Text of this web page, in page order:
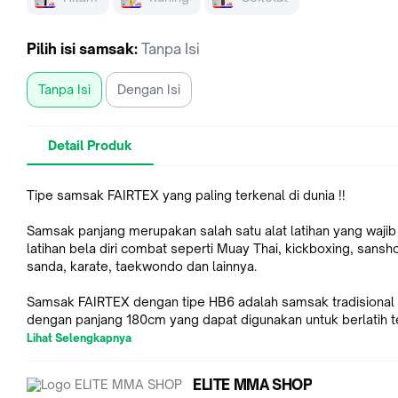
Pilih isi samsak: Tanpa Isi
Tanpa Isi Dengan Isi
Detail Produk
Tipe samsak FAIRTEX yang paling terkenal di dunia !!
Samsak panjang merupakan salah satu alat latihan yang
latihan bela diri combat seperti Muay Thai, kickboxing,
sanda, karate, taekwondo dan lainnya.
Samsak FAIRTEX dengan tipe HB6 adalah samsak tradisional
dengan panjang 180cm yang dapat digunakan untuk berlatih
pukulan dan tendangan.
mayoritas training camp Muay Thai dan MMA menggunakan
Lihat Selengkapnya
ELITE MMA SHOP